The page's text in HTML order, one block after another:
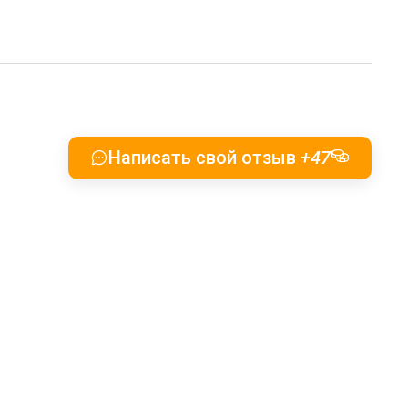
Написать свой отзыв +47